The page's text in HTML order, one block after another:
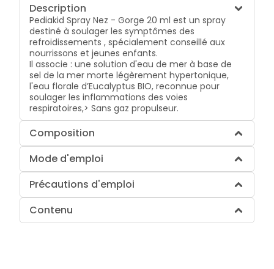
Description
Pediakid Spray Nez - Gorge 20 ml est un spray
destiné à soulager les symptômes des
refroidissements , spécialement conseillé aux
nourrissons et jeunes enfants.
Il associe :une solution d'eau de mer à base de
sel de la mer morte légèrement hypertonique,
l'eau florale d’Eucalyptus BIO, reconnue pour
soulager les inflammations des voies
respiratoires,> Sans gaz propulseur.
Composition
Mode d'emploi
Précautions d'emploi
Contenu